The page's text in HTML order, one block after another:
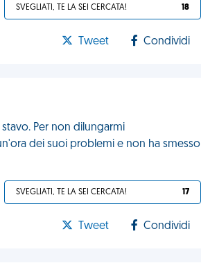
SVEGLIATI, TE LA SEI CERCATA! 18
Tweet Condividi
Per non dilungarmi
dei suoi problemi e non ha smesso
SVEGLIATI, TE LA SEI CERCATA! 17
Tweet Condividi